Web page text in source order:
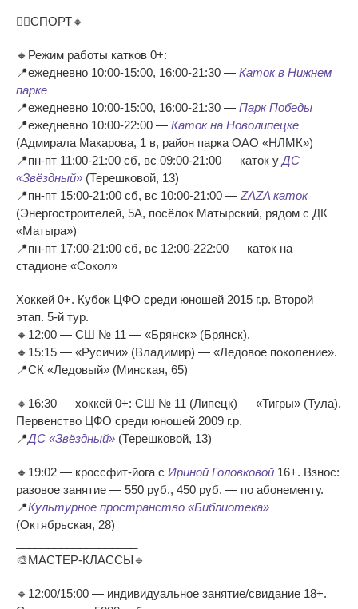
🧘‍♀СПОРТ🔸
🔸Режим работы катков 0+:
📍ежедневно 10:00-15:00, 16:00-21:30 — Каток в Нижнем
парке
📍ежедневно 10:00-15:00, 16:00-21:30 — Парк Победы
📍ежедневно 10:00-22:00 — Каток на Новолипецке
(Адмирала Макарова, 1 в, район парка ОАО «НЛМК»)
📍пн-пт 11:00-21:00 сб, вс 09:00-21:00 — каток у ДС
«Звёздный» (Терешковой, 13)
📍пн-пт 15:00-21:00 сб, вс 10:00-21:00 — ZAZA каток
(Энергостроителей, 5А, посёлок Матырский, рядом с ДК
«Матыра»)
📍пн-пт 17:00-21:00 сб, вс 12:00-222:00 — каток на
стадионе «Сокол»
Хоккей 0+. Кубок ЦФО среди юношей 2015 г.р. Второй
этап. 5-й тур.
🔸12:00 — СШ № 11 — «Брянск» (Брянск).
🔸15:15 — «Русичи» (Владимир) — «Ледовое поколение».
📍СК «Ледовый» (Минская, 65)
🔸16:30 — хоккей 0+: СШ № 11 (Липецк) — «Тигры» (Тула).
Первенство ЦФО среди юношей 2009 г.р.
📍ДС «Звёздный» (Терешковой, 13)
🔸19:02 — кроссфит-йога с Ириной Головковой 16+. Взнос:
разовое занятие — 550 руб., 450 руб. — по абонементу.
📍Культурное пространство «Библиотека»
(Октябрьская, 28)
🎨МАСТЕР-КЛАССЫ🔹
🔹12:00/15:00 — индивидуальное занятие/свидание 18+.